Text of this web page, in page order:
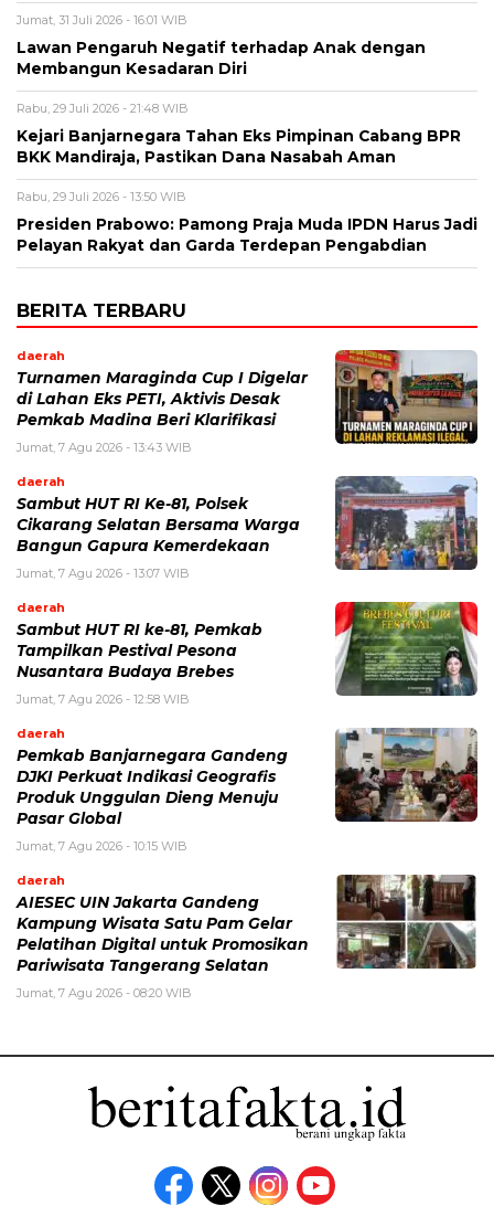
Jumat, 31 Juli 2026 - 16:01 WIB
Lawan Pengaruh Negatif terhadap Anak dengan
Membangun Kesadaran Diri
Rabu, 29 Juli 2026 - 21:48 WIB
Kejari Banjarnegara Tahan Eks Pimpinan Cabang BPR
BKK Mandiraja, Pastikan Dana Nasabah Aman
Rabu, 29 Juli 2026 - 13:50 WIB
Presiden Prabowo: Pamong Praja Muda IPDN Harus Jadi
Pelayan Rakyat dan Garda Terdepan Pengabdian
BERITA TERBARU
daerah
Turnamen Maraginda Cup I Digelar
di Lahan Eks PETI, Aktivis Desak
Pemkab Madina Beri Klarifikasi
Jumat, 7 Agu 2026 - 13:43 WIB
daerah
Sambut HUT RI Ke-81, Polsek
Cikarang Selatan Bersama Warga
Bangun Gapura Kemerdekaan
Jumat, 7 Agu 2026 - 13:07 WIB
daerah
Sambut HUT RI ke-81, Pemkab
Tampilkan Pestival Pesona
Nusantara Budaya Brebes
Jumat, 7 Agu 2026 - 12:58 WIB
daerah
Pemkab Banjarnegara Gandeng
DJKI Perkuat Indikasi Geografis
Produk Unggulan Dieng Menuju
Pasar Global
Jumat, 7 Agu 2026 - 10:15 WIB
daerah
AIESEC UIN Jakarta Gandeng
Kampung Wisata Satu Pam Gelar
Pelatihan Digital untuk Promosikan
Pariwisata Tangerang Selatan
Jumat, 7 Agu 2026 - 08:20 WIB